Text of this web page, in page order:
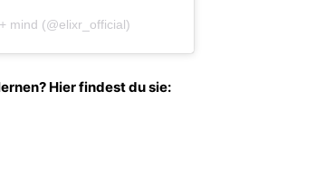
mind (@elixr_official)
Hier findest du sie: